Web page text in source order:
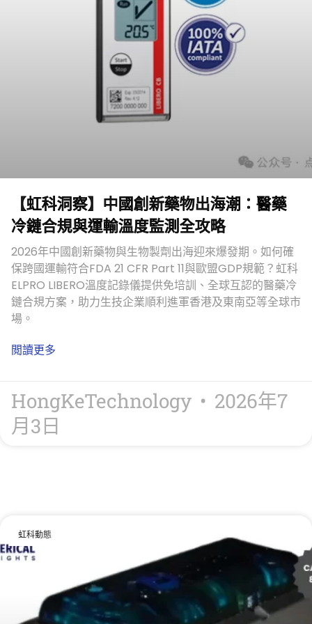
【虹科洞察】中國創新藥物出海潮：醫藥
冷鏈合規與運輸溫度監測全攻略
2026年中國創新藥物與生物製劑出海迎來爆發期。如何確
保跨國運輸符合FDA 21 CFR Part 11與歐盟GDP規範？虹科
ELPRO LIBERO溫度記錄儀提供免培訓、全球互認的醫藥冷
鏈合規方案，助力生技企業順利進軍香港及東南亞等全球市
場。
閲讀更多
HongKeTechnology
2026年7
月3日
虹科動態